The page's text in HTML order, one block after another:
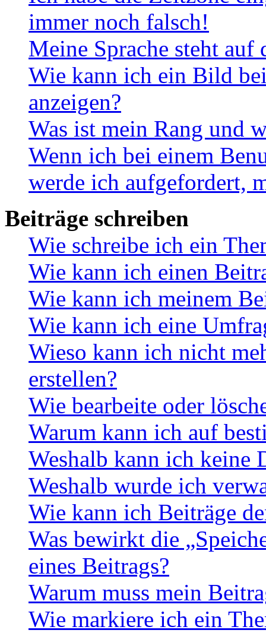
immer noch falsch!
Meine Sprache steht
Wie kann ich ein Bild
anzeigen?
Was ist mein Rang und
Wenn ich bei einem
werde ich aufgefordert,
Beiträge schreiben
Wie schreibe ich ein
Wie kann ich einen
Wie kann ich meinem
Wie kann ich eine
Wieso kann ich nicht
erstellen?
Wie bearbeite oder
Warum kann ich auf
Weshalb kann ich keine
Weshalb wurde ich
Wie kann ich Beiträge
Was bewirkt die
eines Beitrags?
Warum muss mein
Wie markiere ich ein